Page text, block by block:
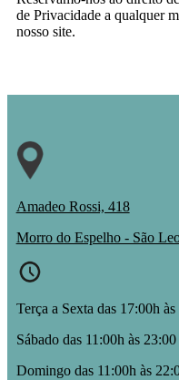
de Privacidade a qualquer
nosso site.
Amadeo Rossi, 418
Morro do Espelho - São
Terça a Sexta das 17:00h
Sábado das 11:00h às 23:00
Domingo das 11:00h às